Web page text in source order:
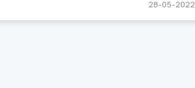
28-05-2022